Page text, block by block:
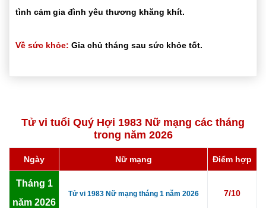
tình cảm gia đình yêu thương khăng khít.
Về sức khỏe: Gia chủ tháng sau sức khỏe tốt.
Tử vi tuổi Quý Hợi 1983 Nữ mạng các tháng
trong năm 2026
Ngày Nữ mạng Điểm hợp
Tháng 1
năm 2026
Tử vi 1983 Nữ mạng tháng 1 năm 2026 7/10